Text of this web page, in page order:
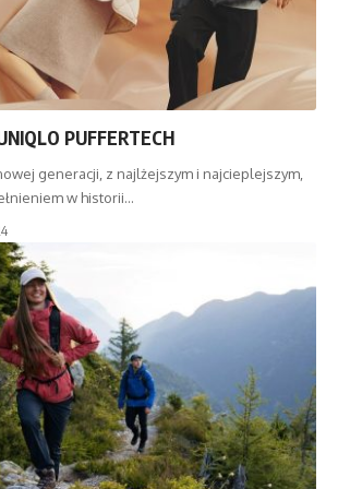
PUFFERTECH
generacji, z najlżejszym i najcieplejszym,
w historii…